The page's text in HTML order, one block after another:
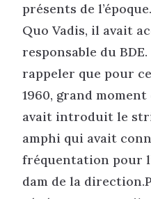
présents de
Quo Vadis, il avait
responsable du
rappeler que pour
1960, grand moment
avait introduit le
amphi qui avait
fréquentation pour
dam de la